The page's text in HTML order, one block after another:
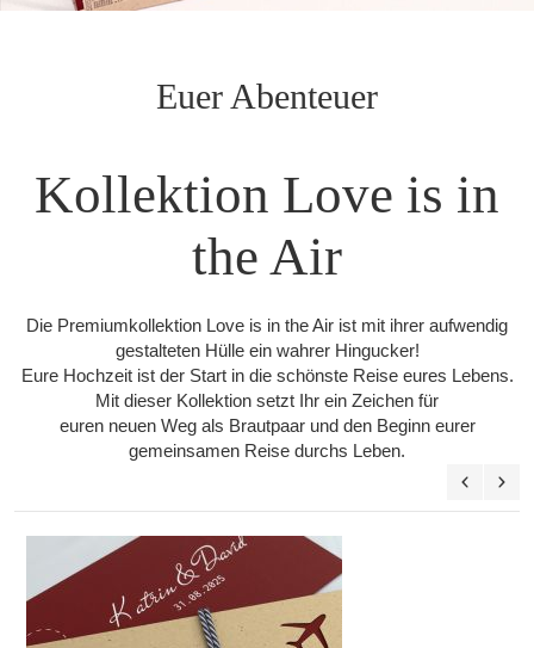
Euer Abenteuer
Kollektion Love is in
the Air
Die Premiumkollektion Love is in the Air ist mit ihrer aufwendig
gestalteten Hülle ein wahrer Hingucker!
Eure Hochzeit ist der Start in die schönste Reise eures Lebens.
Mit dieser Kollektion setzt Ihr ein Zeichen für
euren neuen Weg als Brautpaar und den Beginn eurer
gemeinsamen Reise durchs Leben.